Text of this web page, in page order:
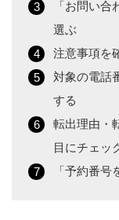
「お問い
選ぶ
注意事項を
対象の電話
する
転出理由・
目にチェッ
「予約番号